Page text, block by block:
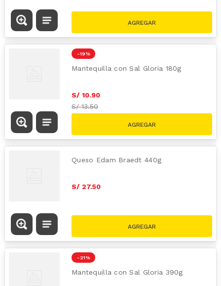
-19 %
Mantequilla con Sal Gloria 180g
S/ 10.90
S/13.50
Queso Edam Braedt 440g
S/ 27.50
-21 %
Mantequilla con Sal Gloria 390g